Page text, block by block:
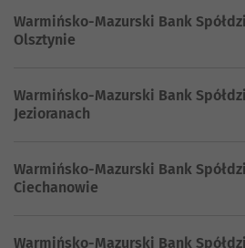
Warmińsko-Mazurski Bank
Olsztynie
Warmińsko-Mazurski Bank
Jezioranach
Warmińsko-Mazurski Bank
Ciechanowie
Warmińsko-Mazurski Bank